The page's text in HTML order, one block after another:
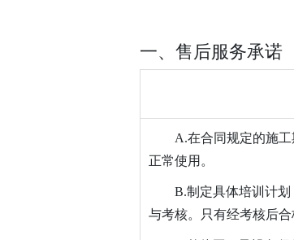
一、售后服务承诺
A.在合同规定的施
正常使用。
B.制定具体培训计
与考核。只有经考核后合